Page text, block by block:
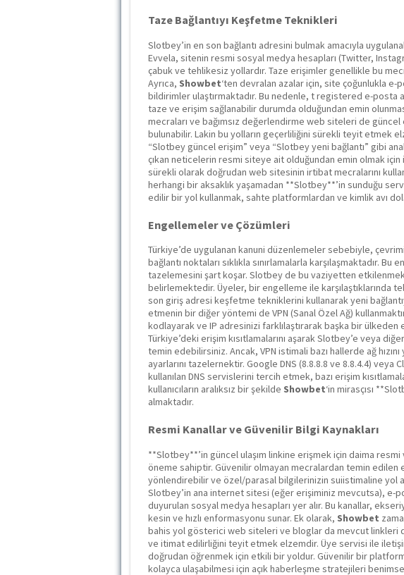
Taze Bağlantıyı Keşfetme Teknikleri
Slotbey’in en son bağlantı adresini bulmak amacıyla
Evvela, sitenin resmi sosyal medya hesapları (Twitter,
çabuk ve tehlikesiz yollardır. Taze erişimler genellikle bu
Ayrıca, Showbet‘ten devralan azalar için, site çoğunlukla e-
bildirimler ulaştırmaktadır. Bu nedenle, t registered e-posta
taze ve erişim sağlanabilir durumda olduğundan emin
mecraları ve bağımsız değerlendirme web siteleri de
bulunabilir. Lakin bu yolların geçerliliğini sürekli teyit etmek
“Slotbey güncel erişim” veya “Slotbey yeni bağlantı” gibi
çıkan neticelerin resmi siteye ait olduğundan emin olmak için
sürekli olarak doğrudan web sitesinin irtibat mecralarını
herhangi bir aksaklık yaşamadan **Slotbey**’in sunduğu
edilir bir yol kullanmak, sahte platformlardan ve kimlik avı
Engellemeler ve Çözümleri
Türkiye’de uygulanan kanuni düzenlemeler sebebiyle,
bağlantı noktaları sıklıkla sınırlamalarla karşılaşmaktadır.
tazelemesini şart koşar. Slotbey de bu vaziyetten
belirlemektedir. Üyeler, bir engelleme ile karşılaştıklarında
son giriş adresi keşfetme tekniklerini kullanarak yeni
etmenin bir diğer yöntemi de VPN (Sanal Özel Ağ)
kodlayarak ve IP adresinizi farklılaştırarak başka bir
Türkiye’deki erişim kısıtlamalarını aşarak Slotbey’e veya
temin edebilirsiniz. Ancak, VPN istimali bazı hallerde ağ
ayarlarını tazelernektir. Google DNS (8.8.8.8 ve 8.8.4.4) veya
kullanılan DNS servislerini tercih etmek, bazı erişim
kullanıcıların aralıksız bir şekilde Showbet‘in mirasçısı
almaktadır.
Resmi Kanallar ve Güvenilir Bilgi Kaynakları
**Slotbey**’in güncel ulaşım linkine erişmek için daima
öneme sahiptir. Güvenilir olmayan mecralardan temin
yönlendirebilir ve özel/parasal bilgilerinizin suiistimaline yol
Slotbey’in ana internet sitesi (eğer erişiminiz mevcutsa), e-
duyurulan sosyal medya hesapları yer alır. Bu kanallar,
kesin ve hızlı enformasyonu sunar. Ek olarak, Showbet
bahis yol gösterici web siteleri ve bloglar da mevcut linkleri
ve itimat edilirliğini teyit etmek elzemdir. Üye servisi ile
doğrudan öğrenmek için etkili bir yoldur. Güvenilir bir
kolayca ulaşabilmesi için açık haberleşme stratejileri